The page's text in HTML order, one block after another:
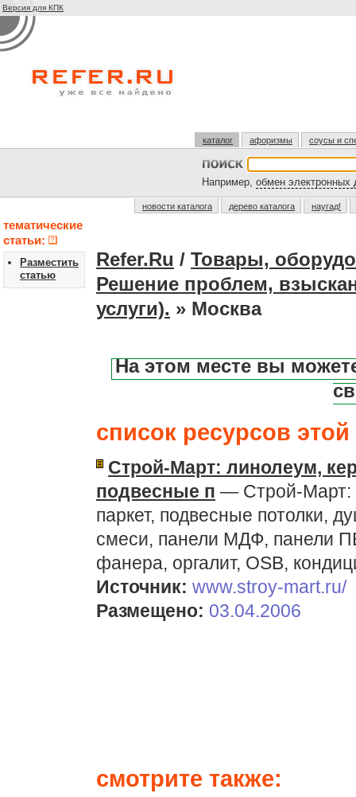
Версия для КПК
каталог афоризмы соусы и
Например, обмен электронных
новости каталога дерево каталога наугад!
тематические
статьи:
Разместить
статью
Refer.Ru / Товары,
Решение проблем,
услуги). » Москва
На этом месте вы
список ресурсов этой
Строй-Март: линолеум,
подвесные п — Строй-Март:
паркет, подвесные потолки,
смеси, панели МДФ, панели
фанера, оргалит, OSB,
Источник: www.stroy-mart.ru/
Размещено: 03.04.2006
смотрите также: